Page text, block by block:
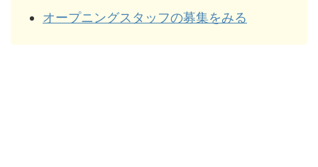
オープニングスタッフの募集をみる